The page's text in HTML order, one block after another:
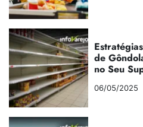
de
no Seu
06/05/2025